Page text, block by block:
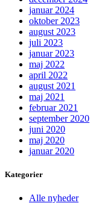
januar 2024
oktober 2023
august 2023
juli 2023
januar 2023
maj 2022
april 2022
august 2021
maj 2021
februar 2021
september 2020
juni 2020
maj 2020
januar 2020
Kategorier
Alle nyheder